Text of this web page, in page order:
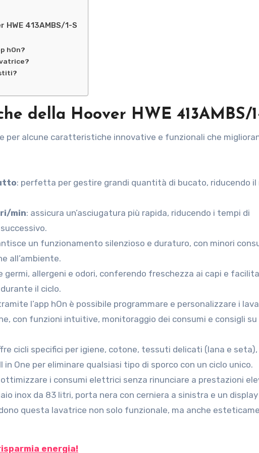
413AMBS/1-S
hOn?
della Hoover HWE 413AMBS/
per alcune caratteristiche innovative e funzionali che
: perfetta per gestire grandi quantità di bucato, riducendo il
min: assicura un’asciugatura più rapida, riducendo i tempi di
un funzionamento silenzioso e duraturo, con minori
all’ambiente.
germi, allergeni e odori, conferendo freschezza ai capi e
il ciclo.
l’app hOn è possibile programmare e personalizzare i
con funzioni intuitive, monitoraggio dei consumi e consigli su
cicli specifici per igiene, cotone, tessuti delicati (lana e
One per eliminare qualsiasi tipo di sporco con un ciclo unico.
i consumi elettrici senza rinunciare a prestazioni
inox da 83 litri, porta nera con cerniera a sinistra e un display
questa lavatrice non solo funzionale, ma anche
energia!